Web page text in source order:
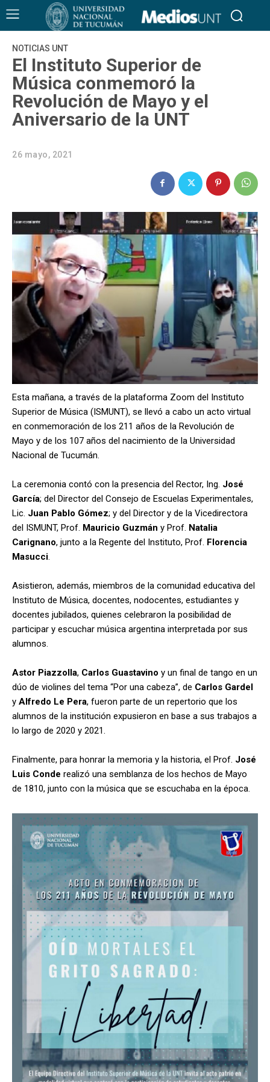
NOTICIAS UNT
El Instituto Superior de
Música conmemoró la
Revolución de Mayo y el
Aniversario de la UNT
26 mayo, 2021
Esta mañana, a través de la plataforma Zoom del Instituto
Superior de Música (ISMUNT), se llevó a cabo un acto virtual
en conmemoración de los 211 años de la Revolución de
Mayo y de los 107 años del nacimiento de la Universidad
Nacional de Tucumán.
La ceremonia contó con la presencia del Rector, Ing. José
García; del Director del Consejo de Escuelas Experimentales,
Lic. Juan Pablo Gómez; y del Director y de la Vicedirectora
del ISMUNT, Prof. Mauricio Guzmán y Prof. Natalia
Carignano, junto a la Regente del Instituto, Prof. Florencia
Masucci.
Asistieron, además, miembros de la comunidad educativa del
Instituto de Música, docentes, nodocentes, estudiantes y
docentes jubilados, quienes celebraron la posibilidad de
participar y escuchar música argentina interpretada por sus
alumnos.
Astor Piazzolla, Carlos Guastavino y un final de tango en un
dúo de violines del tema “Por una cabeza”, de Carlos Gardel
y Alfredo Le Pera, fueron parte de un repertorio que los
alumnos de la institución expusieron en base a sus trabajos a
lo largo de 2020 y 2021.
Finalmente, para honrar la memoria y la historia, el Prof. José
Luis Conde realizó una semblanza de los hechos de Mayo
de 1810, junto con la música que se escuchaba en la época.